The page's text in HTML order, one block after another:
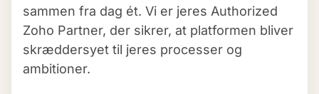
sammen fra dag ét. Vi er jeres Authorized
Zoho Partner, der sikrer, at platformen bliver
skræddersyet til jeres processer og
ambitioner.